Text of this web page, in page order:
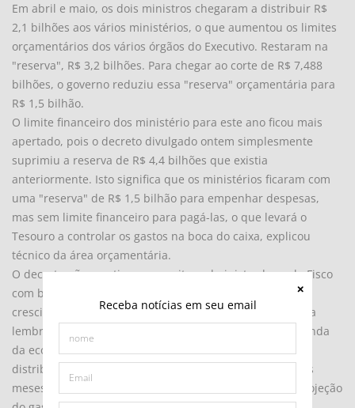
Receba notícias em seu email
Em abril e maio, os dois ministros chegaram a distribuir R$
2,1 bilhões aos vários ministérios, o que aumentou os limites
orçamentários dos vários órgãos do Executivo. Restaram na
"reserva", R$ 3,2 bilhões. Para chegar ao corte de R$ 7,488
bilhões, o governo reduziu essa "reserva" orçamentária para
R$ 1,5 bilhão.
O limite financeiro dos ministério para este ano ficou mais
apertado, pois o decreto divulgado ontem simplesmente
suprimiu a reserva de R$ 4,4 bilhões que existia
anteriormente. Isto significa que os ministérios ficaram com
uma "reserva" de R$ 1,5 bilhão para empenhar despesas,
mas sem limite financeiro para pagá-las, o que levará o
Tesouro a controlar os gastos na boca do caixa, explicou
técnico da área orçamentária.
O decreto não reestima as receitas administradas pelo Fisco
com base nos novos parâmetros, mais elevados, para
crescimento e inflação. Os técnicos da área orçamentária
lembram que o corte só terá algum efeito sobre a demanda
da economia se o governo mantiver a decisão de não
distribuir o excesso de receitas que obterá nos próximos
meses. Até agora, observaram, o governo só cortou a projeção